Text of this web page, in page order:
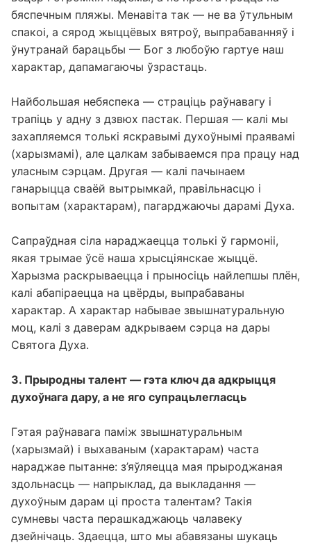
вецер і стромкія пад’ёмы, а не проста грэцца на
бяспечным пляжы. Менавіта так — не ва ўтульным
спакоі, а сярод жыццёвых вятроў, выпрабаванняў і
ўнутранай барацьбы — Бог з любоўю гартуе наш
Найбольшая небяспека — страціць раўнавагу і
трапіць у адну з дзвюх пастак. Першая — калі мы
захапляемся толькі яскравымі духоўнымі праявамі
(харызмамі), але цалкам забываемся пра працу над
уласным сэрцам. Другая — калі пачынаем
ганарыцца сваёй вытрымкай, правільнасцю і
Сапраўдная сіла нараджаецца толькі ў гармоніі,
якая трымае ўсё наша хрысціянскае жыццё.
Харызма раскрываецца і прыносіць найлепшы плён,
калі абапіраецца на цвёрды, выпрабаваны
характар. А характар набывае звышнатуральную
моц, калі з даверам адкрываем сэрца на дары
3. Прыродны талент — гэта ключ да адкрыцця
Гэтая раўнавага паміж звышнатуральным
(харызмай) і выхаваным (характарам) часта
нараджае пытанне: з’яўляецца мая прыроджаная
здольнасць — напрыклад, да выкладання —
духоўным дарам ці проста талентам? Такія
сумневы часта перашкаджаюць чалавеку